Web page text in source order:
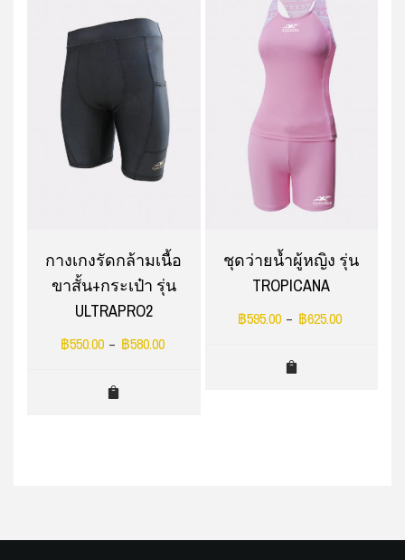
กางเกงรัดกล้ามเนื้อ
ขาสั้น+กระเป๋า รุ่น
ULTRAPRO2
฿550.00 – ฿580.00
ชุดว่ายน้ำผู้หญิง รุ่น
TROPICANA
฿595.00 – ฿625.00